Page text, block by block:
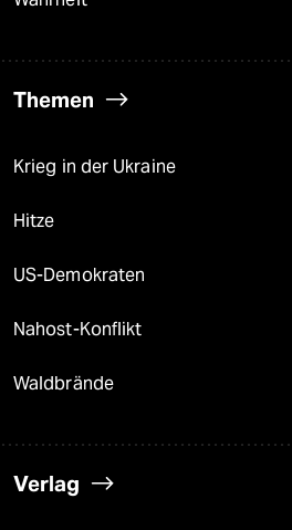
Themen
Krieg in der Ukraine
Hitze
US-Demokraten
Nahost-Konflikt
Waldbrände
Verlag